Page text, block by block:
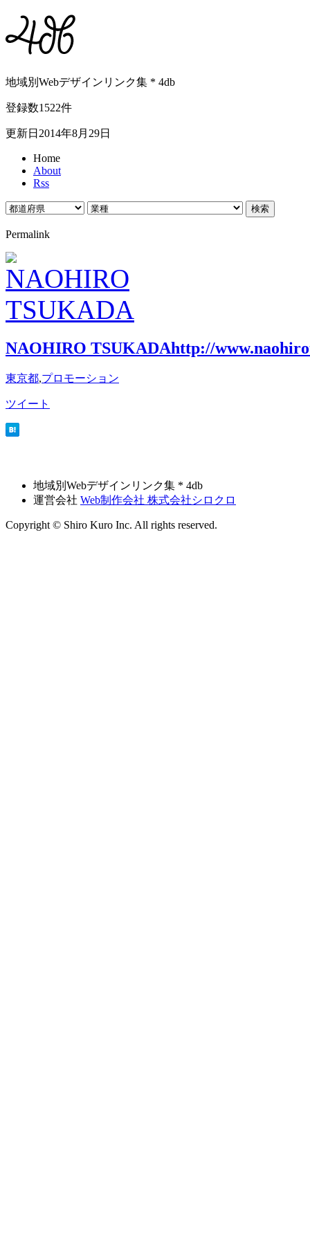
地域別Webデザインリンク集 * 4db
登録数1522件
更新日2014年8月29日
Home
About
Rss
Permalink
NAOHIRO TSUKADAhttp://
東京都,プロモーション
ツイート
地域別Webデザインリンク集 * 4db
運営会社 Web制作会社 株式会社シロクロ
Copyright © Shiro Kuro Inc. All rights reserved.